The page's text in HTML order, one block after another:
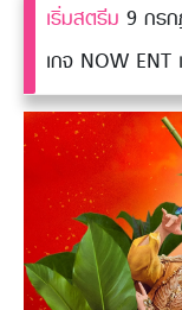
เริ่มสตรีม 9 กร
เกจ NOW ENT